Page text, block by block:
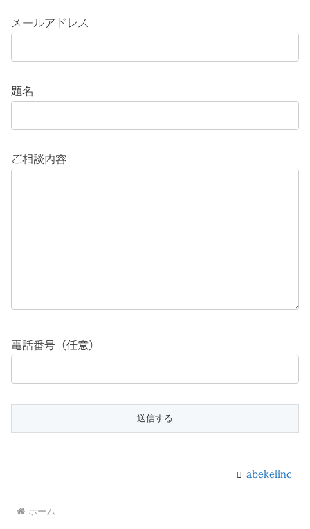
メールアドレス
題名
ご相談内容
電話番号（任意）
abekeiinc
ホーム